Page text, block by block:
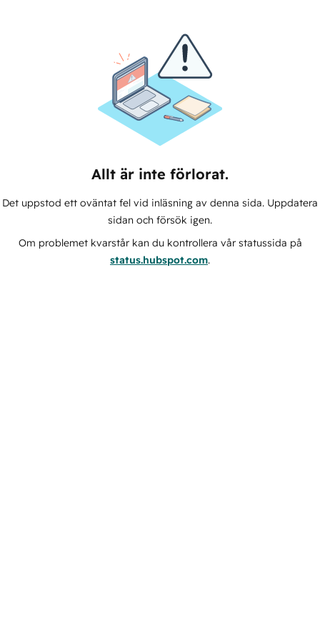
Allt är inte förlorat.
Det uppstod ett oväntat fel vid inläsning av denna sida. Uppdatera
sidan och försök igen.
Om problemet kvarstår kan du kontrollera vår statussida på
status.hubspot.com.